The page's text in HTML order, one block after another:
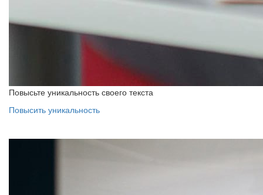
Повысьте уникальность своего текста
Повысить уникальность